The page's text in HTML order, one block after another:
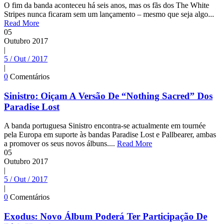
O fim da banda aconteceu há seis anos, mas os fãs dos The White
Stripes nunca ficaram sem um lançamento – mesmo que seja algo...
Read More
05
Outubro 2017
|
5 / Out / 2017
|
0 Comentários
Sinistro: Oiçam A Versão De “Nothing Sacred” Dos
Paradise Lost
A banda portuguesa Sinistro encontra-se actualmente em tournée
pela Europa em suporte às bandas Paradise Lost e Pallbearer, ambas
a promover os seus novos álbuns.... Read More
05
Outubro 2017
|
5 / Out / 2017
|
0 Comentários
Exodus: Novo Álbum Poderá Ter Participação De